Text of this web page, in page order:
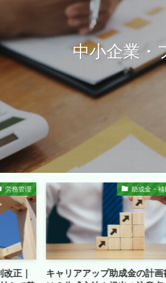
中小企業・
中小企業・
中小企業・
成金・補助金
計画書と
許可
副業で民泊を始める際の3つ